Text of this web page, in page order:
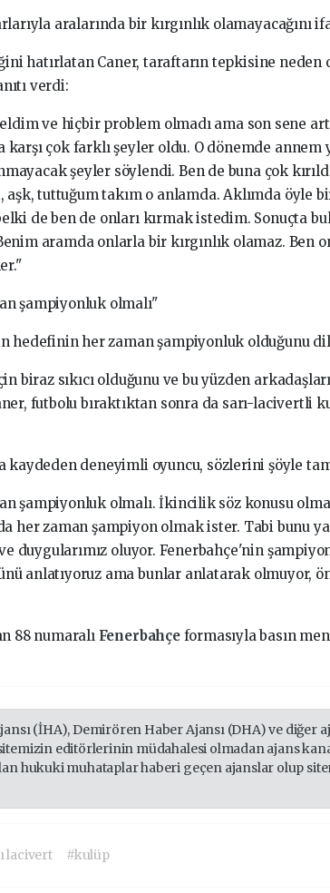
aralarında bir kırgınlık olamayacağını
hatırlatan Caner, taraftarın tepkisine neden
verdi:
ve hiçbir problem olmadı ama son sene
çok farklı şeyler oldu. O dönemde annem
şeyler söylendi. Ben de buna çok
tuttuğum takım o anlamda. Aklımda öyle
de ben de onları kırmak istedim. Sonuçta
aramda onlarla bir kırgınlık olamaz. Ben
şampiyonluk olmalı"
hedefinin her zaman şampiyonluk olduğunu
biraz sıkıcı olduğunu ve bu yüzden
futbolu bıraktıktan sonra da sarı-lacivertli
kaydeden deneyimli oyuncu, sözlerini şöyle
şampiyonluk olmalı. İkincilik söz konusu
her zaman şampiyon olmak ister. Tabi bunu
duygularımız oluyor. Fenerbahçe'nin
anlatıyoruz ama bunlar anlatarak olmuyor,
88 numaralı Fenerbahçe formasıyla basın
(İHA), Demirören Haber Ajansı (DHA) ve diğer
editörlerinin müdahalesi olmadan ajans
hukuki muhataplar haberi geçen ajanslar olup
lacivert #kulüp